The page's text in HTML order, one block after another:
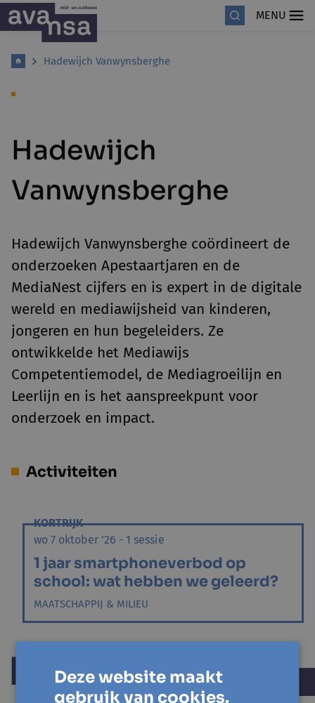
MENU
Hadewijch Vanwynsberghe
Hadewijch
Vanwynsberghe
Hadewijch Vanwynsberghe coördineert de
onderzoeken Apestaartjaren en de
MediaNest cijfers en is expert in de digitale
wereld en mediawijsheid van kinderen,
jongeren en hun begeleiders. Ze
ontwikkelde het Mediawijs
Competentiemodel, de Mediagroeilijn en
Leerlijn en is het aanspreekpunt voor
onderzoek en impact.
Activiteiten
KORTRIJK
wo 7 oktober '26 - 1 sessie
1 jaar smartphoneverbod op
school: wat hebben we geleerd?
MAATSCHAPPIJ & MILIEU
Deze website maakt
gebruik van cookies.